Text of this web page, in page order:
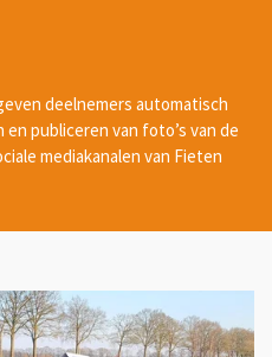
deelnemers automatisch
publiceren van foto’s van de
mediakanalen van Fieten